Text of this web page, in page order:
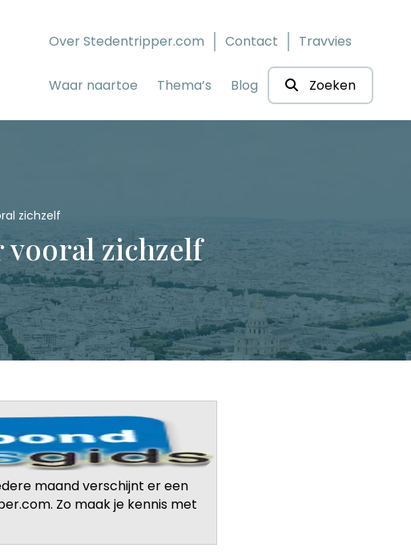
Over Stedentripper.com Contact Travvies
Waar naartoe Thema’s Blog Zoeken
zichzelf
vooral zichzelf
maand verschijnt er een
Zo maak je kennis met